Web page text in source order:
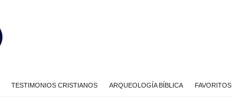
TESTIMONIOS CRISTIANOS ARQUEOLOGÍA BÍBLICA FAVORITOS